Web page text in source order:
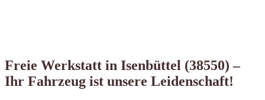
Freie Werkstatt in Isenbüttel (38550) –
Ihr Fahrzeug ist unsere Leidenschaft!